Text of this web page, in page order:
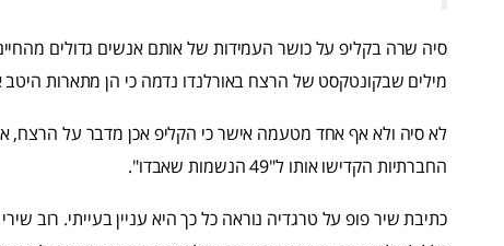
סיה שרה בקליפ על כושר העמידות של אותם אנשים גדולים
מילים שבקונטקסט של הרצח באורלנדו נדמה כי הן מתארות
לא סיה ולא אף אחד מטעמה אישר כי הקליפ אכן מדבר על הרצח,
החברתיות הקדישו אותו ל"49 הנשמות שאבדו".
כתיבת שיר פופ על טרגדיה נוראה כל כך היא עניין בעייתי. רוב